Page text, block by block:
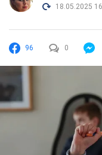
18.05.2025
96 0